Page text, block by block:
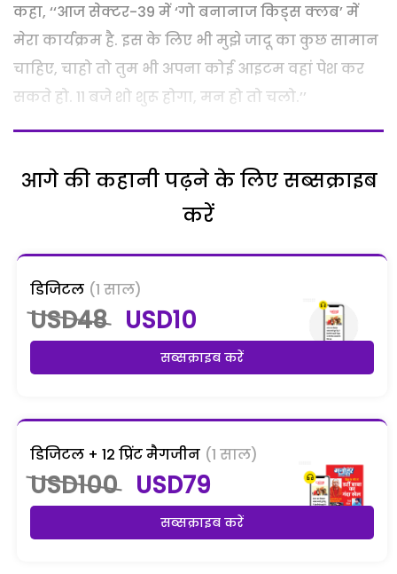
कहा, ‘‘आज सेक्टर-39 में ‘गो बनानाज किड्स क्लब’ में
मेरा कार्यक्रम है. इस के लिए भी मुझे जादू का कुछ सामान
चाहिए, चाहो तो तुम भी अपना कोई आइटम वहां पेश कर
सकते हो. 11 बजे शो शुरू होगा, मन हो तो चलो.’’
आगे की कहानी पढ़ने के लिए सब्सक्राइब
करें
डिजिटल (1 साल)
USD48 USD10
सब्सक्राइब करें
डिजिटल + 12 प्रिंट मैगजीन (1 साल)
USD100 USD79
सब्सक्राइब करें